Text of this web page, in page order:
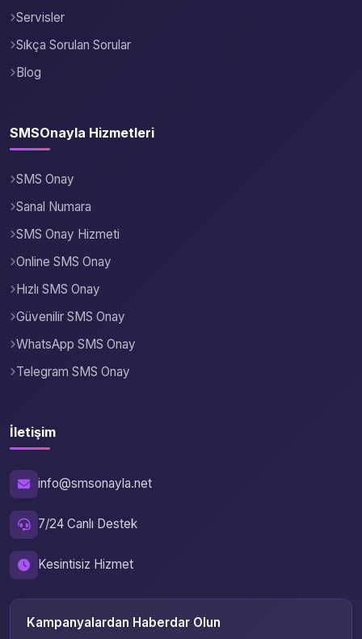
Servisler
Sıkça Sorulan Sorular
Blog
SMSOnayla Hizmetleri
SMS Onay
Sanal Numara
SMS Onay Hizmeti
Online SMS Onay
Hızlı SMS Onay
Güvenilir SMS Onay
WhatsApp SMS Onay
Telegram SMS Onay
İletişim
info@smsonayla.net
7/24 Canlı Destek
Kesintisiz Hizmet
Kampanyalardan Haberdar Olun